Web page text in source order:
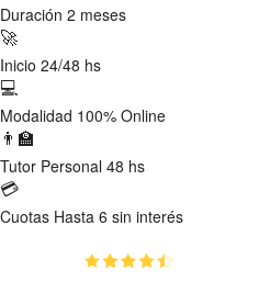
Duración 2 meses
🚀
Inicio 24/48 hs
💻
Modalidad 100% Online
👨‍🏫
Tutor Personal 48 hs
💳
Cuotas Hasta 6 sin interés